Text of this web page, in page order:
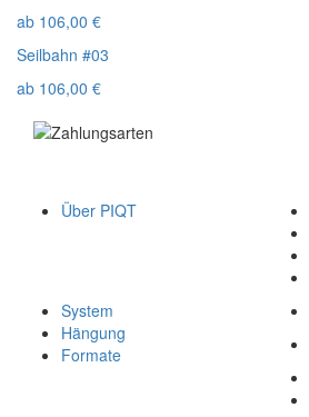
ab 106,00 €
Seilbahn #03
ab 106,00 €
Über PIQT
System
Hängung
Formate